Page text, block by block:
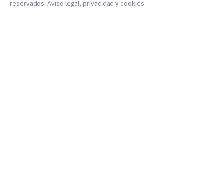
reservados. Aviso legal, privacidad y cookies.